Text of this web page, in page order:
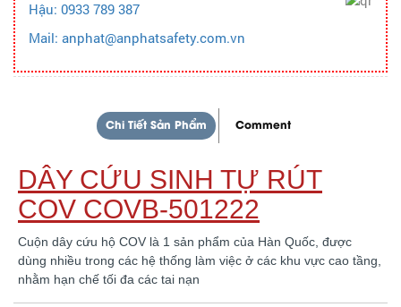
Hậu: 0933 789 387
Mail: anphat@anphatsafety.com.vn
Chi Tiết Sản Phẩm Comment
DÂY CỨU SINH TỰ RÚT
COV COVB-501222
Cuộn dây cứu hộ COV là 1 sản phẩm của Hàn Quốc, được
dùng nhiều trong các hệ thống làm việc ở các khu vực cao tầng,
nhằm hạn chế tối đa các tai nạn